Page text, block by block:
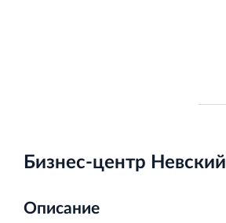
Бизнес-центр Невский
Описание